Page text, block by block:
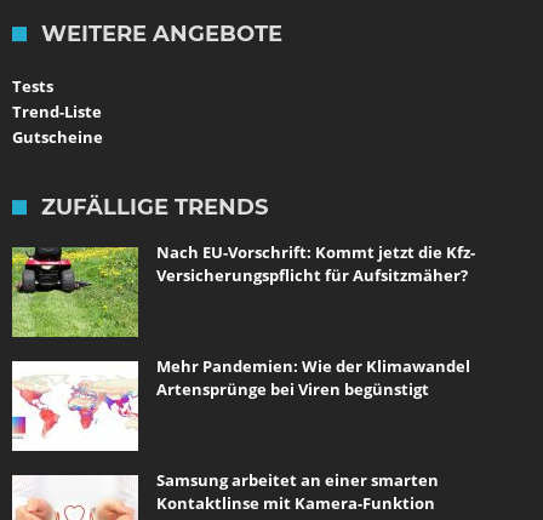
WEITERE ANGEBOTE
Tests
Trend-Liste
Gutscheine
ZUFÄLLIGE TRENDS
Nach EU-Vorschrift: Kommt jetzt die Kfz-
Versicherungspflicht für Aufsitzmäher?
Mehr Pandemien: Wie der Klimawandel
Artensprünge bei Viren begünstigt
Samsung arbeitet an einer smarten
Kontaktlinse mit Kamera-Funktion